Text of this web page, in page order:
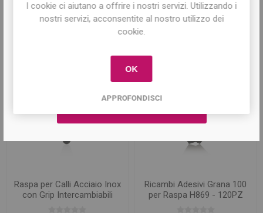
Iscriviti per conoscere le nostre ultime
offerte e ricevere il10% di sconto
Prodotti correlati
Raspa per Calli Acciaio Inox
con Grip Intercambiabili
Ricambi Adesivi Grana 100
per Raspa H869 - 120PZ
I cookie ci aiutano a offrire i nostri servizi. Utilizzando i
nostri servizi, acconsentite al nostro utilizzo dei
cookie.
OK
APPROFONDISCI